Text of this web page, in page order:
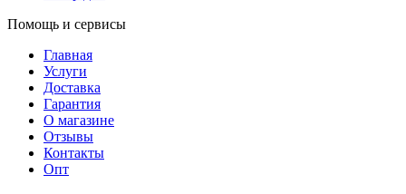
Помощь и сервисы
Главная
Услуги
Доставка
Гарантия
О магазине
Отзывы
Контакты
Опт